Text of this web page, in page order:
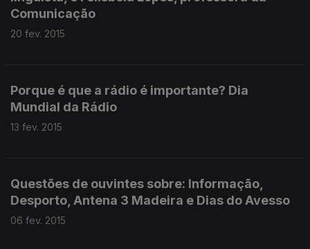
Comunicação
20 fev. 2015
Porque é que a rádio é importante? Dia
Mundial da Rádio
13 fev. 2015
Questões de ouvintes sobre: Informação,
Desporto, Antena 3 Madeira e Dias do Avesso
06 fev. 2015